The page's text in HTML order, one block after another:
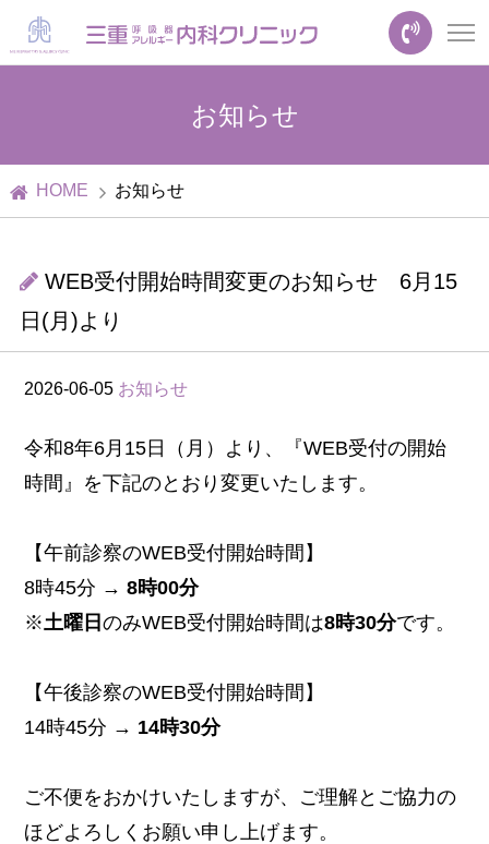
お知らせ
HOME お知らせ
WEB受付開始時間変更のお知らせ 6月15
日(月)より
2026-06-05 お知らせ
令和8年6月15日（月）より、『WEB受付の開始
時間』を下記のとおり変更いたします。
【午前診察のWEB受付開始時間】
8時45分 →8時00分
※土曜日のみWEB受付開始時間は8時30分です。
【午後診察のWEB受付開始時間】
14時45分 → 14時30分
ご不便をおかけいたしますが、ご理解とご協力の
ほどよろしくお願い申し上げます。